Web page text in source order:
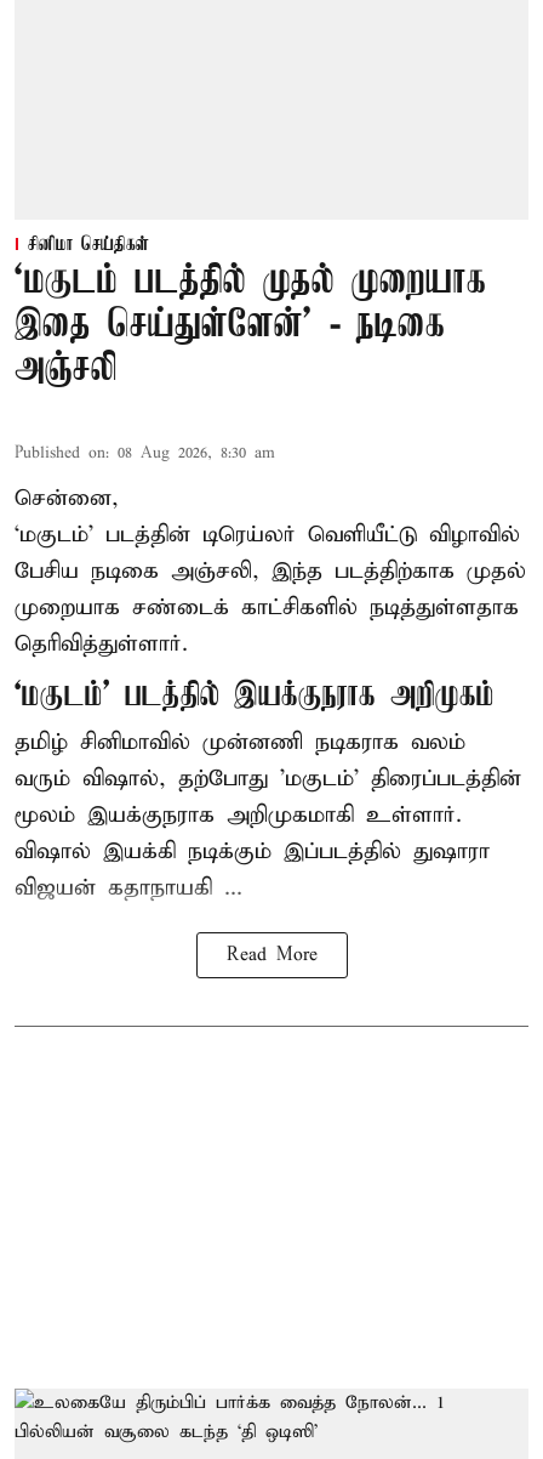
சினிமா செய்திகள்
‘மகுடம் படத்தில் முதல் முறையாக
இதை செய்துள்ளேன்’ - நடிகை
அஞ்சலி
Published on: 08 Aug 2026, 8:30 am
சென்னை,
‘மகுடம்’ படத்தின் டிரெய்லர் வெளியீட்டு விழாவில்
பேசிய நடிகை அஞ்சலி, இந்த படத்திற்காக முதல்
முறையாக சண்டைக் காட்சிகளில் நடித்துள்ளதாக
தெரிவித்துள்ளார்.
‘மகுடம்’ படத்தில் இயக்குநராக அறிமுகம்
தமிழ் சினிமாவில் முன்னணி நடிகராக வலம்
வரும் விஷால், தற்போது 'மகுடம்' திரைப்படத்தின்
மூலம் இயக்குநராக அறிமுகமாகி உள்ளார்.
விஷால் இயக்கி நடிக்கும் இப்படத்தில் துஷாரா
விஜயன் கதாநாயகி ...
Read More